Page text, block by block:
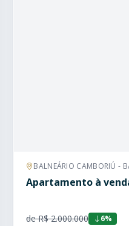
BALNEÁRIO CAMBORIÚ -
Apartamento à
de R$ 2.000.000 6%